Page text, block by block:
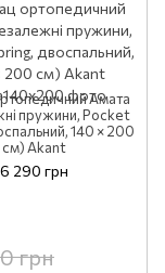
Амата
пружини, Pocket
140 × 200
см) Akant
6 290 грн
грн